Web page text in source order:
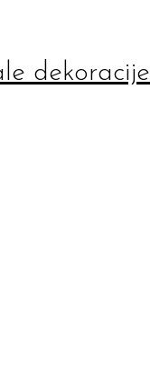
dekoracije